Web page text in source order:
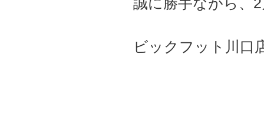
ビックフット川口